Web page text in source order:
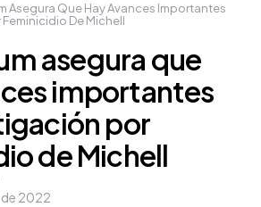
asegura que
importantes
por
de Michell
2022
Asegura Que Hay Avances Importantes
De Michell